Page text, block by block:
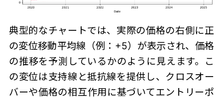
典型的なチャートでは、実際の価格の右側に正
の変位移動平均線（例：+5）が表示され、価格
の推移を予測しているかのように見えます。こ
の変位は支持線と抵抗線を提供し、クロスオー
バーや価格の相互作用に基づいてエントリーポ